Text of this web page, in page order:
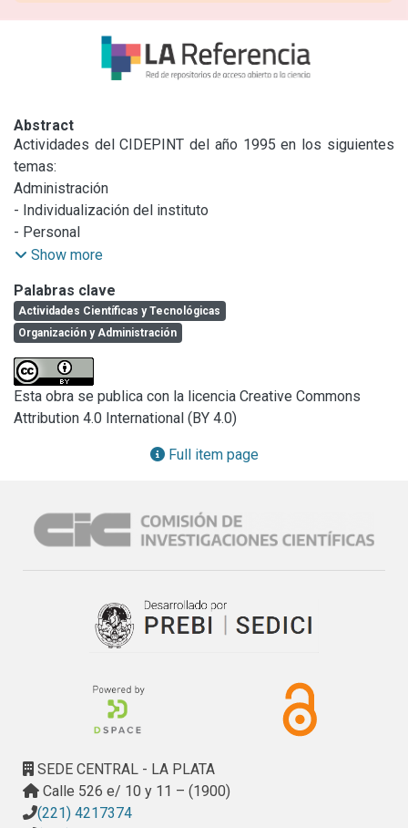
Abstract
Actividades del CIDEPINT del año 1995 en los siguientes
temas:
Administración
- Individualización del instituto
- Personal
- Becas, estadías, pasantías y tesis en ejecución
- Obras civiles y terrenos
- Bienes de capital
- Documentación y biblioteca
- Computación
Actividades científicas y técnicas
- Investigación y desarrollo
-- Proyecto: Protección anticorrosiva
-- Proyecto: Pinturas antiincrustantes e incrustaciones
-- Proyecto: Pinturas retardantes del fuego
-- Proyecto: Pinturas en polvo y de aplicación electrostática
-- Proyecto: Propiedades generales de pinturas
-- Proyecto: Desarrollo de métodos cromatográficos a
través de la determinación de propiedades de mezclas
-- Proyecto: Desarrollo de métodos analíticos
espectrométricos (IR, visible, UV, absorción atómica) para
análisis de materiales poliméricos, pigmentos y
- Docencia
- Participación en congresos y reuniones científicas
- Otras actividades
Show more
Palabras clave
Actividades Científicas y Tecnológicas
Organización y Administración
Esta obra se publica con la licencia Creative Commons
Attribution 4.0 International (BY 4.0)
Full item page
SEDE CENTRAL - LA PLATA
Calle 526 e/ 10 y 11 – (1900)
(221) 4217374